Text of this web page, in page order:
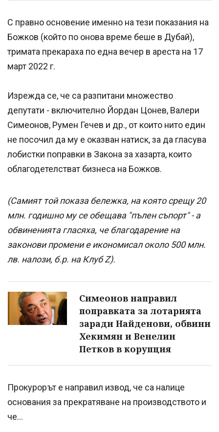
С правно основение именно на тези показания на
Божков (който по онова време беше в Дубай),
тримата прекараха по една вечер в ареста на 17
март 2022 г.
Изрежда се, че са разпитани множество
депутати - включително Йордан Цонев, Валери
Симеонов, Румен Гечев и др., от които нито един
не посочил да му е оказван натиск, за да гласува
лобистки поправки в Закона за хазарта, които
облагодетелстват бизнеса на Божков.
(Самият той показа бележка, на която срещу 20
млн. годишно му се обещава "пълен съпорт" - а
обвиненията гласяха, че благодарение на
законови промени е икономисал около 500 млн.
лв. налози, б.р. на Клуб Z).
Симеонов направил
поправката за лотарията
заради Найденови, обвини
Хекимян и Венелин
Петков в корупция
Прокурорът е направил извод, че са налице
основания за прекратяване на производството и
че...